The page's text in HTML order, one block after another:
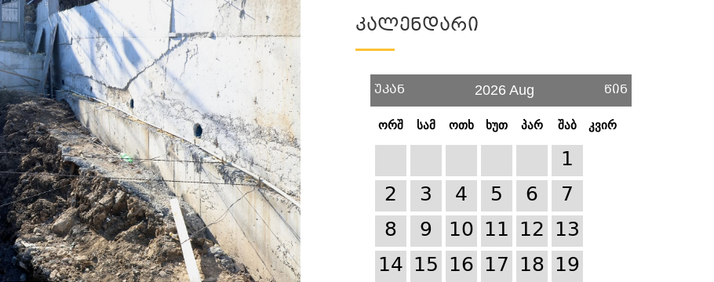
Კალენდარი
უკან 2026 Aug წინ
ორშ სამ ოთხ ხუთ პარ შაბ კვირ
1
2
3 4 5 6
7
8
9 10 11 12 13
14 15 16 17 18 19